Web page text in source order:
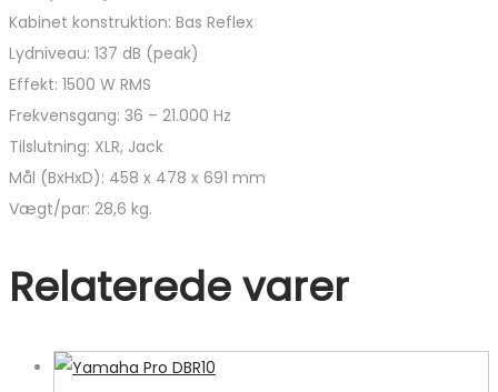
Kabinet konstruktion: Bas Reflex
Lydniveau: 137 dB (peak)
Effekt: 1500 W RMS
Frekvensgang: 36 – 21.000 Hz
Tilslutning: XLR, Jack
Mål (BxHxD): 458 x 478 x 691 mm
Vægt/par: 28,6 kg.
Relaterede varer